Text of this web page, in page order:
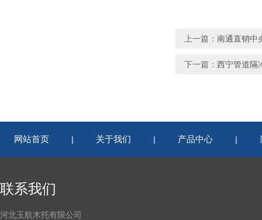
上一篇： 南通直销中
下一篇： 西宁管道隔
网站首页 | 关于我们 | 产品中心 |
联系我们
河北玉航木托有限公司